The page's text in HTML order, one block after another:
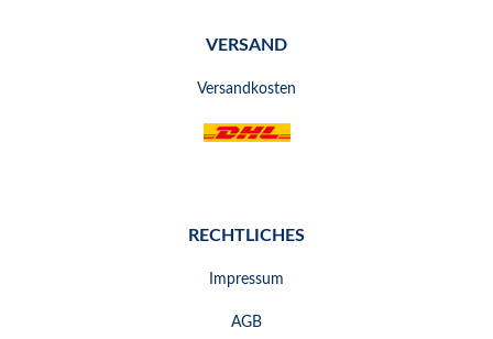
VERSAND
Versandkosten
RECHTLICHES
Impressum
AGB